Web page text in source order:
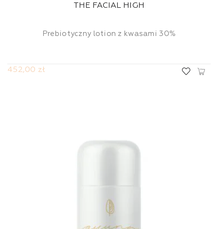
THE FACIAL HIGH
Prebiotyczny lotion z kwasami 30%
452,00 zł